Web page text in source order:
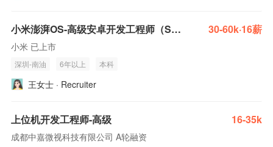
小米澎湃OS-高级安卓开发工程师（SystemUI） 30-60k·16薪
小米 已上市
深圳-南油 6年以上 本科
王女士 · Recruiter
上位机开发工程师-高级 16-35k
成都中嘉微视科技有限公司 A轮融资